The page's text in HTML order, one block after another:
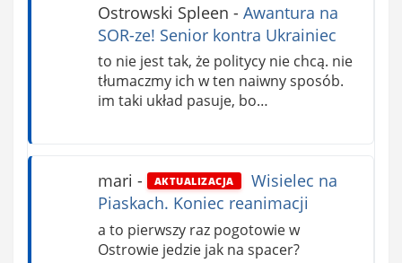
Ostrowski Spleen - Awantura na
SOR-ze! Senior kontra Ukrainiec
to nie jest tak, że politycy nie chcą. nie
tłumaczmy ich w ten naiwny sposób.
im taki układ pasuje, bo…
mari - AKTUALIZACJA
Wisielec na
Piaskach. Koniec reanimacji
a to pierwszy raz pogotowie w
Ostrowie jedzie jak na spacer?